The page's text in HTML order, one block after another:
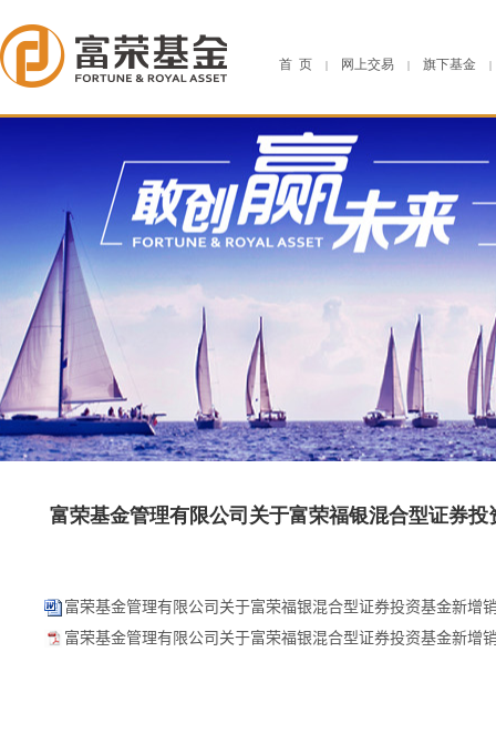
首 页 | 网上交易 | 旗下基金 |
富荣基金管理有限公司关于富荣福银混合型证券
富荣基金管理有限公司关于富荣福银混合型证券投资基金新
富荣基金管理有限公司关于富荣福银混合型证券投资基金新